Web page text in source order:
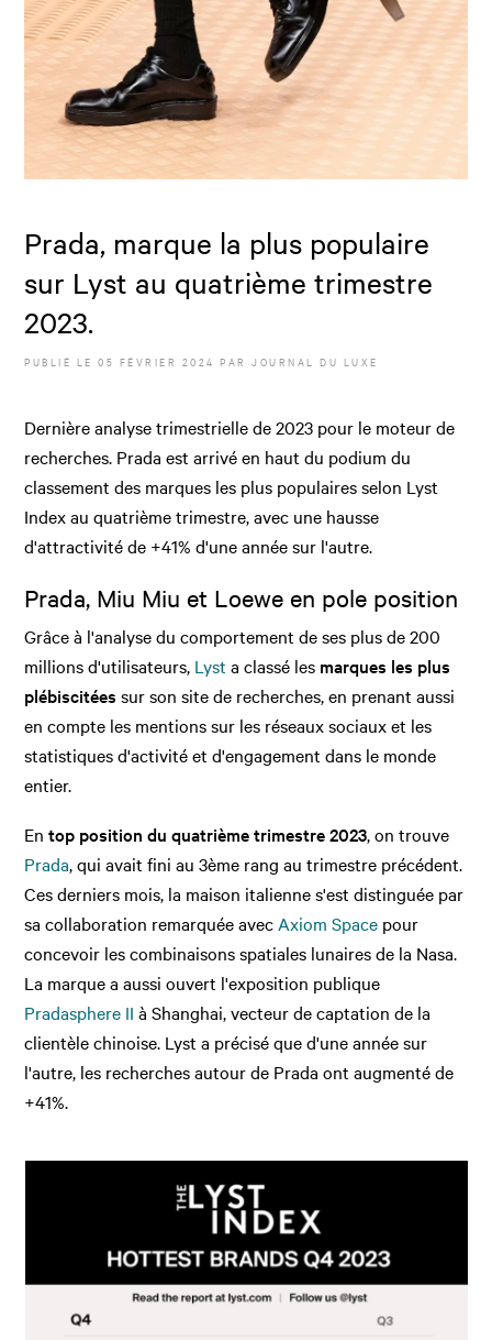
Prada, marque la plus populaire
sur Lyst au quatrième trimestre
2023.
PUBLIÉ LE05 FÉVRIER 2024 PAR JOURNAL DU LUXE
Dernière analyse trimestrielle de 2023 pour le moteur de
recherches. Prada est arrivé en haut du podium du
classement des marques les plus populaires selon Lyst
Index au quatrième trimestre, avec une hausse
d'attractivité de +41% d'une année sur l'autre.
Prada, Miu Miu et Loewe en pole position
Grâce à l'analyse du comportement de ses plus de 200
millions d'utilisateurs, Lyst a classé les marques les plus
plébiscitées sur son site de recherches, en prenant aussi
en compte les mentions sur les réseaux sociaux et les
statistiques d'activité et d'engagement dans le monde
entier.
Entop position du quatrième trimestre 2023, on trouve
Prada, qui avait fini au 3ème rang au trimestre précédent.
Ces derniers mois, la maison italienne s'est distinguée par
sa collaboration remarquée avec Axiom Space pour
concevoir les combinaisons spatiales lunaires de la Nasa.
La marque a aussi ouvert l'exposition publique
Pradasphere II à Shanghai, vecteur de captation de la
clientèle chinoise. Lyst a précisé que d'une année sur
l'autre, les recherches autour de Prada ont augmenté de
+41%.